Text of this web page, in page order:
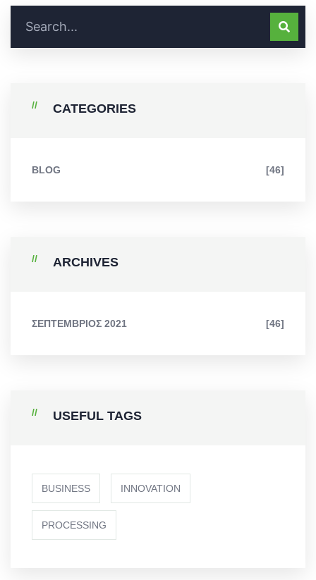
CATEGORIES
BLOG [46]
ARCHIVES
ΣΕΠΤΈΜΒΡΙΟΣ 2021 [46]
USEFUL TAGS
BUSINESS INNOVATION
PROCESSING